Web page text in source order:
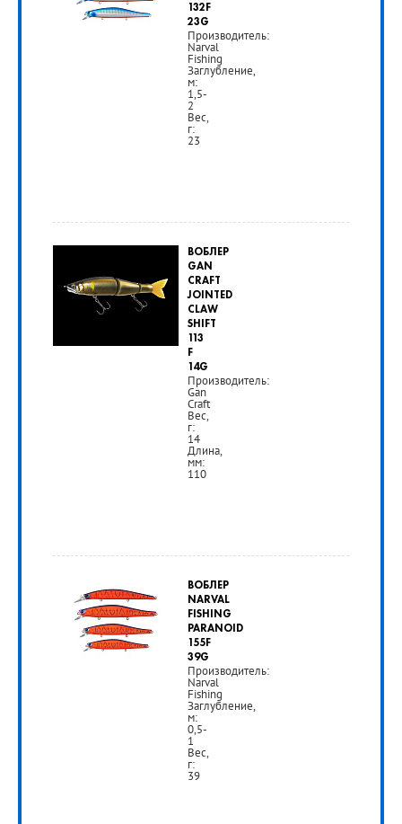
132F
23G
Производитель:
Narval
Fishing
Заглубление,
м:
1,5-
2
Вес,
г:
23
870
руб.
РУБ
ВОБЛЕР
GAN
CRAFT
JOINTED
CLAW
SHIFT
113
F
14G
Производитель:
Gan
Craft
Вес,
г:
14
Длина,
мм:
110
2
690
руб.
РУБ
ВОБЛЕР
NARVAL
FISHING
PARANOID
155F
39G
Производитель:
Narval
Fishing
Заглубление,
м:
0,5-
1
Вес,
г:
39